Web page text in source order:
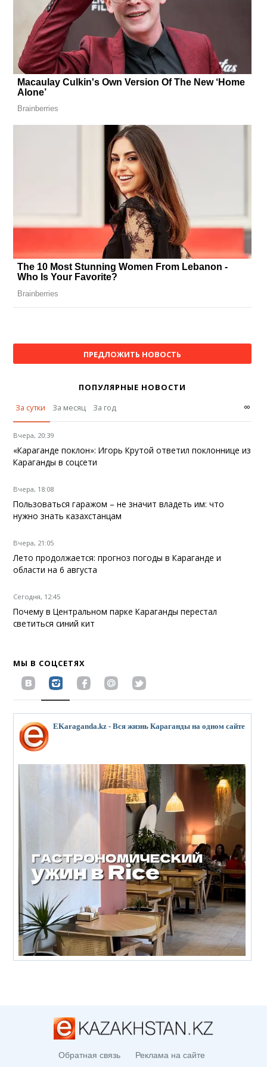
ПРЕДЛОЖИТЬ НОВОСТЬ
ПОПУЛЯРНЫЕ НОВОСТИ
За сутки
За месяц За год ∞
Вчера, 20:39
«Караганде поклон»: Игорь Крутой ответил поклоннице из
Караганды в соцсети
Вчера, 18:08
Пользоваться гаражом – не значит владеть им: что
нужно знать казахстанцам
Вчера, 21:05
Лето продолжается: прогноз погоды в Караганде и
области на 6 августа
Сегодня, 12:45
Почему в Центральном парке Караганды перестал
светиться синий кит
МЫ В СОЦСЕТЯХ
EKaraganda.kz - Вся жизнь Караганды на одном сайте
Обратная связь Реклама на сайте